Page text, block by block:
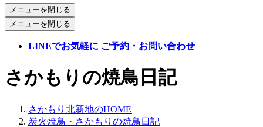
メニューを閉じる
メニューを閉じる
LINEでお気軽に ご予約・お問い合わせ
さかもりの焼鳥日記
さかもり北新地のHOME
炭火焼鳥・さかもりの焼鳥日記